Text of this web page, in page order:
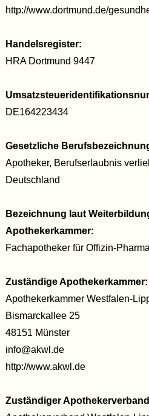
http://www.dortmund.de/
Handelsregister:
HRA Dortmund 9447
DE164223434
Gesetzliche
Apotheker, Berufserlaubnis
Deutschland
Bezeichnung laut
Apothekerkammer:
Fachapotheker für Offizin-
Zuständige Apothekerkammer:
Apothekerkammer Westfalen-
Bismarckallee 25
48151 Münster
info@akwl.de
http://www.akwl.de
Zuständiger